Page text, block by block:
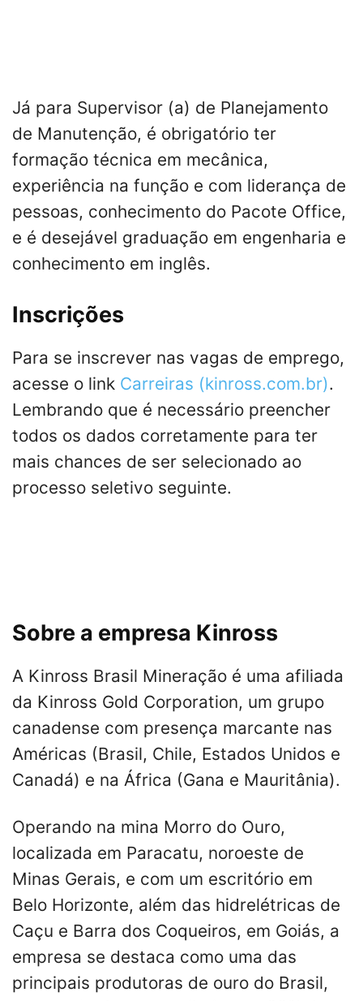
Já para Supervisor (a) de Planejamento
de Manutenção, é obrigatório ter
formação técnica em mecânica,
experiência na função e com liderança de
pessoas, conhecimento do Pacote Office,
e é desejável graduação em engenharia e
conhecimento em inglês.
Inscrições
Para se inscrever nas vagas de emprego,
acesse o link Carreiras (kinross.com.br).
Lembrando que é necessário preencher
todos os dados corretamente para ter
mais chances de ser selecionado ao
processo seletivo seguinte.
Sobre a empresa Kinross
A Kinross Brasil Mineração é uma afiliada
da Kinross Gold Corporation, um grupo
canadense com presença marcante nas
Américas (Brasil, Chile, Estados Unidos e
Canadá) e na África (Gana e Mauritânia).
Operando na mina Morro do Ouro,
localizada em Paracatu, noroeste de
Minas Gerais, e com um escritório em
Belo Horizonte, além das hidrelétricas de
Caçu e Barra dos Coqueiros, em Goiás, a
empresa se destaca como uma das
principais produtoras de ouro do Brasil,